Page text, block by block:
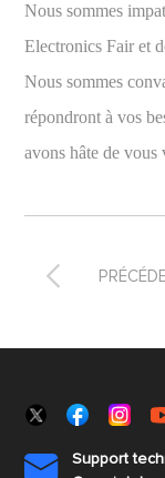
Nous sommes
Electronics Fair et
Nous sommes
répondront à vos
avons hâte de vous


Support